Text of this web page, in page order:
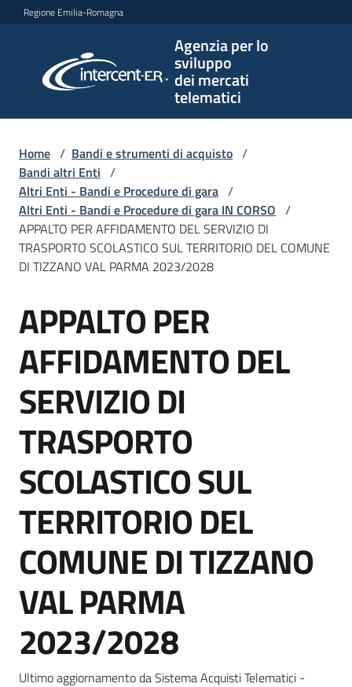
Vai al contenuto
Vai alla navigazione
Vai al footer
Regione Emilia-Romagna
Agenzia per lo
sviluppo
dei mercati
telematici
per lo
sviluppo
telematici
L'Agenzia
e
strumenti
acquisto
Supporto
Piattaforme
telematiche
English
site
Home / Bandi e strumenti di acquisto /
Bandi altri Enti /
Altri Enti - Bandi e Procedure di gara /
Altri Enti - Bandi e Procedure di gara IN CORSO /
APPALTO PER AFFIDAMENTO DEL SERVIZIO DI
TRASPORTO SCOLASTICO SUL TERRITORIO DEL COMUNE
DI TIZZANO VAL PARMA 2023/2028
Salta al contenuto
APPALTO PER
AFFIDAMENTO DEL
SERVIZIO DI
TRASPORTO
SCOLASTICO SUL
TERRITORIO DEL
COMUNE DI TIZZANO
VAL PARMA
2023/2028
Ultimo aggiornamento da Sistema Acquisti Telematici -